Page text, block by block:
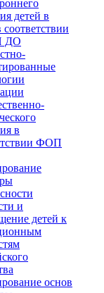
детей в
ДО
в
ФОП
и
детей к
основ